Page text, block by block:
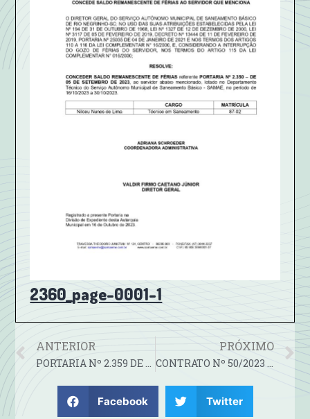
2360_page-0001-1
ANTERIOR
PORTARIA Nº 2.359 DE 10 DE OUTUBRO DE 2023
PRÓXIMO
CONTRATO Nº 50/2023 -TERMO DO PRIMEIRO ADITIVO AO CONTRATO Nº 53/2022
Facebook Twitter